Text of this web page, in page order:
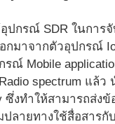
ปกรณ์ SDR ในการ
มาจากตัวอุปกรณ์
รณ์ Mobile
spectrum แล้ว
ซึ่งทำให้สามารถส่ง
ลายทางใช้สื่อสารกั